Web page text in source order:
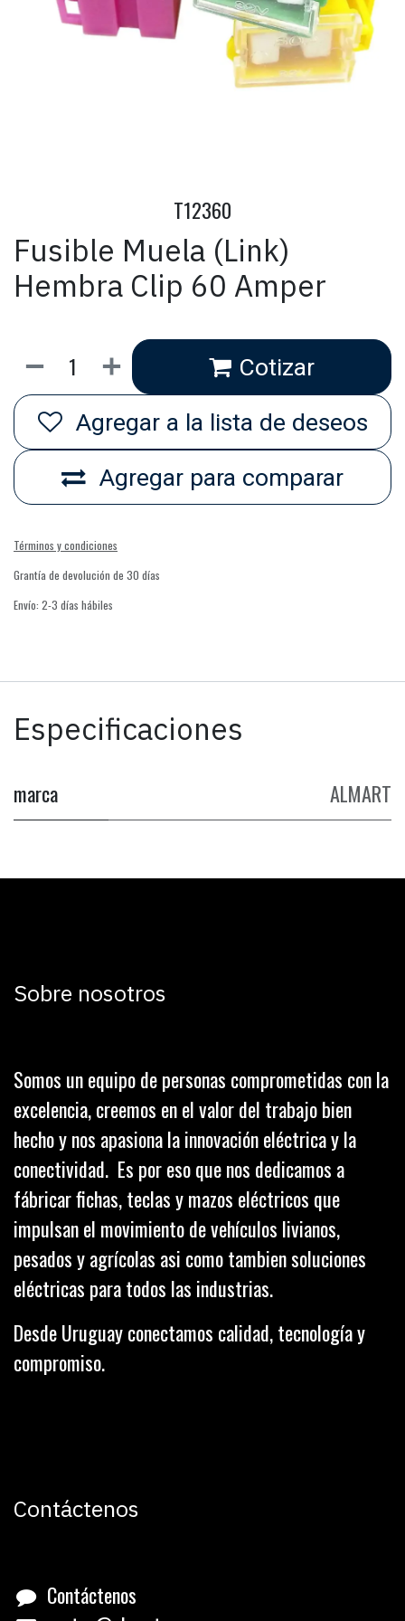
T12360
Fusible Muela (Link)
Hembra Clip 60 Amper
Cotizar
Agregar para comparar
Agregar a la lista de deseos
Términos y condiciones
Grantía de devolución de 30 días
Envío: 2-3 días hábiles
Especificaciones
marca ALMART
Sobre nosotros
Somos un equipo de personas comprometidas con la
excelencia, creemos en el valor del trabajo bien
hecho y nos apasiona la innovación eléctrica y la
conectividad. Es por eso que nos dedicamos a
fábricar fichas, teclas y mazos eléctricos que
impulsan el movimiento de vehículos livianos,
pesados y agrícolas asi como tambien soluciones
eléctricas para todos las industrias.
Desde Uruguay conectamos calidad, tecnología y
compromiso.
Contáctenos
Contáctenos